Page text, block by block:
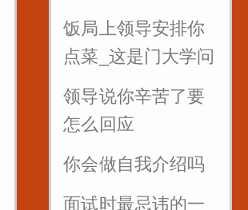
饭局上领导安排你
点菜_这是门大学问
领导说你辛苦了要
怎么回应
你会做自我介绍吗
面试时最忌讳的一